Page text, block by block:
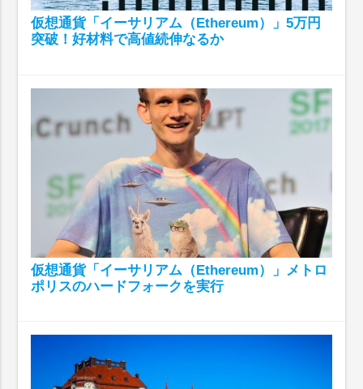
仮想通貨「イーサリアム（Ethereum）」5万円
突破！好材料で高値続伸なるか
仮想通貨「イーサリアム（Ethereum）」メトロ
ポリスのハードフォークを実行